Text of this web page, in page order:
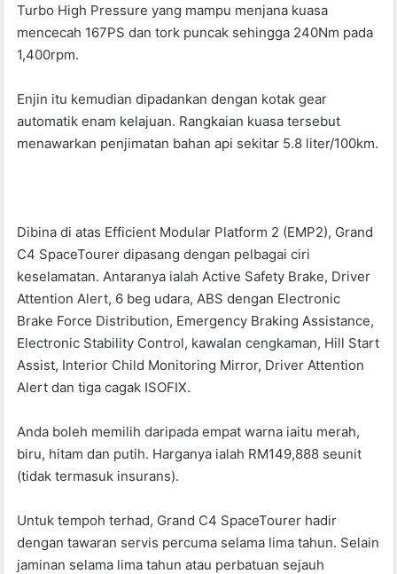
Turbo High Pressure yang mampu menjana kuasa
mencecah 167PS dan tork puncak sehingga 240Nm pada
1,400rpm.
Enjin itu kemudian dipadankan dengan kotak gear
automatik enam kelajuan. Rangkaian kuasa tersebut
menawarkan penjimatan bahan api sekitar 5.8 liter/100km.
Dibina di atas Efficient Modular Platform 2 (EMP2), Grand
C4 SpaceTourer dipasang dengan pelbagai ciri
keselamatan. Antaranya ialah Active Safety Brake, Driver
Attention Alert, 6 beg udara, ABS dengan Electronic
Brake Force Distribution, Emergency Braking Assistance,
Electronic Stability Control, kawalan cengkaman, Hill Start
Assist, Interior Child Monitoring Mirror, Driver Attention
Alert dan tiga cagak ISOFIX.
Anda boleh memilih daripada empat warna iaitu merah,
biru, hitam dan putih. Harganya ialah RM149,888 seunit
(tidak termasuk insurans).
Untuk tempoh terhad, Grand C4 SpaceTourer hadir
dengan tawaran servis percuma selama lima tahun. Selain
jaminan selama lima tahun atau perbatuan sejauh